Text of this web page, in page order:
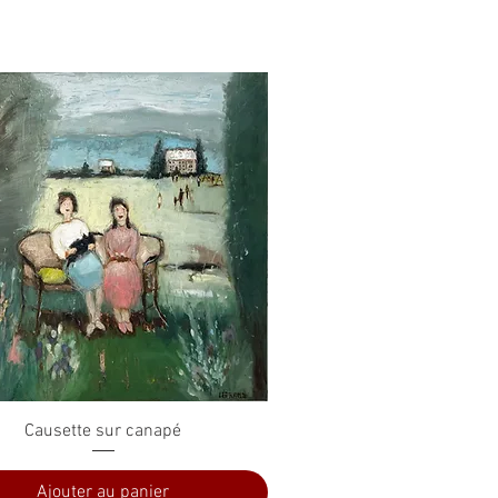
Aperçu rapide
Causette sur canapé
Ajouter au panier